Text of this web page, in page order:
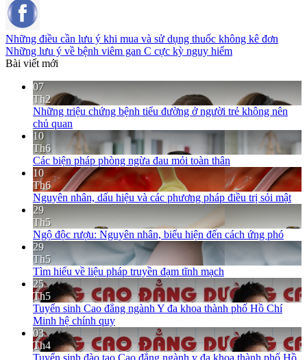
Những điều cần lưu ý khi mua và sử dụng thuốc không kê đơn
Những lưu ý về bệnh viêm gan C cực kỳ nguy hiểm
Bài viết mới
07
Th2
Những triệu chứng bệnh tiểu đường ở người trẻ không nên
chủ quan
10
Th6
Các biện pháp phòng ngừa đau mỏi toàn thân
10
Th6
Nguyên nhân, dấu hiệu và các phương pháp điều trị sỏi mật
29
Th5
Ngộ độc rượu: Nguyên nhân, biểu hiện đến cách ứng phó
29
Th5
Tìm hiểu về liệu pháp truyền đạm tĩnh mạch
25
Th5
Tuyển sinh Cao đẳng ngành Y đa khoa thành phố Hồ Chí
Minh hệ chính quy
03
Th4